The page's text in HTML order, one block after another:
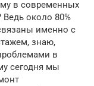
в современных
Ведь около 80%
именно с
знаю,
в
сегодня мы